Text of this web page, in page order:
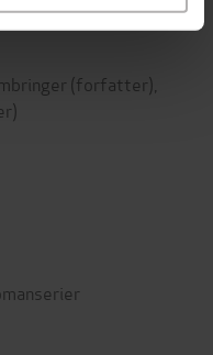
(forfatter),